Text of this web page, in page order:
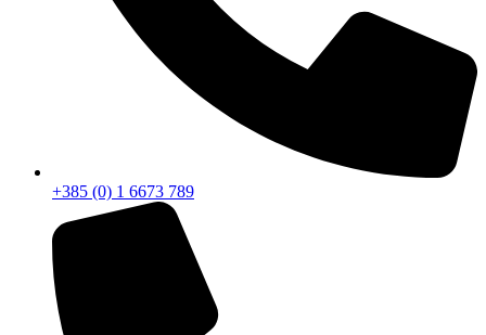
+385 (0) 1 6673 789